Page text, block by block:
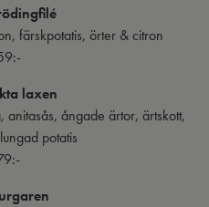
färskpotatis, örter & citron
laxen
anitasås, ångade ärtor, ärtskott,
potatis